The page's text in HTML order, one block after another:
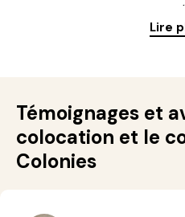
lignes qui desservent toute
cherchiez un studio, un
Paris a sa propre identité :
une vie de quartier animée,
séduisent par leurs
immeuble ancien et leur
Lire
Témoignages et
colocation et le
Colonies